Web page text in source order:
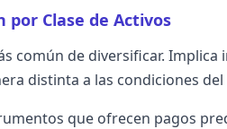
por Clase de Activos
común de diversificar.
distinta a las condiciones
que ofrecen pagos